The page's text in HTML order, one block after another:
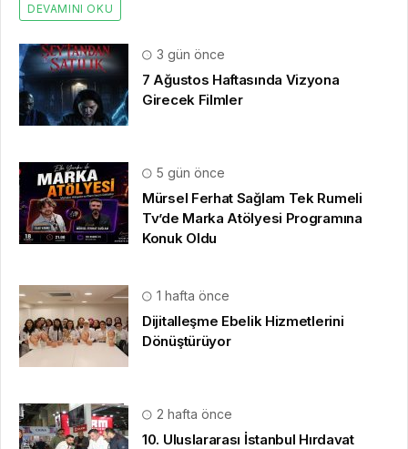
DEVAMINI OKU
3 gün önce
7 Ağustos Haftasında Vizyona
Girecek Filmler
5 gün önce
Mürsel Ferhat Sağlam Tek Rumeli
Tv’de Marka Atölyesi Programına
Konuk Oldu
1 hafta önce
Dijitalleşme Ebelik Hizmetlerini
Dönüştürüyor
2 hafta önce
10. Uluslararası İstanbul Hırdavat